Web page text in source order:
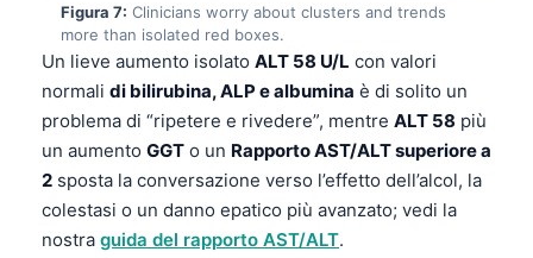
Figura 7: Clinicians worry about clusters and trends
more than isolated red boxes.
Un lieve aumento isolato ALT 58 U/L con valori
normali di bilirubina, ALP e albumina è di solito un
problema di “ripetere e rivedere”, mentre ALT 58 più
un aumento GGT o un Rapporto AST/ALT superiore a
2 sposta la conversazione verso l’effetto dell’alcol, la
colestasi o un danno epatico più avanzato; vedi la
nostra guida del rapporto AST/ALT.
Bahasa Indonesia
Հայերեն
Српски језик
Svenska
Bosanski